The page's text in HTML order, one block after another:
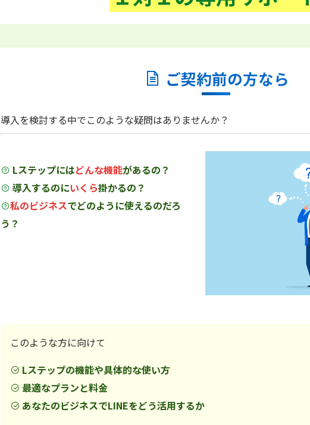
ご契約前の方なら
導入を検討する中でこのような疑問はありませんか？
Lステップにはどんな機能があるの？
導入するのにいくら掛かるの？
私のビジネスでどのように使えるのだろ
う？
このような方に向けて
Lステップの機能や具体的な使い方
最適なプランと料金
あなたのビジネスでLINEをどう活用するか